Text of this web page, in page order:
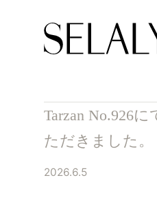
Tarzan No.926
ただきました。
2026.6.5